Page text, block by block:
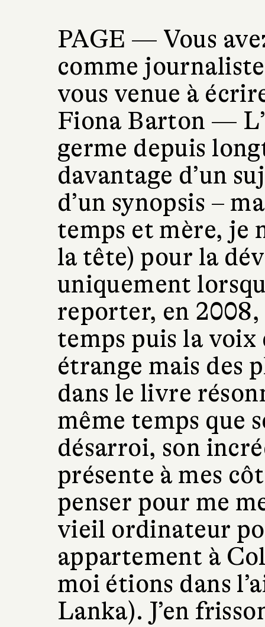
PAGE — Vous
comme
vous venue à
Fiona Barton —
germe depuis
davantage d’un
d’un synopsis –
temps et mère, je
la tête) pour la
uniquement
reporter, en 2008,
temps puis la voix
étrange mais des
dans le livre
même temps que
désarroi, son
présente à mes
penser pour me
vieil ordinateur
appartement à
moi étions dans
Lanka). J’en